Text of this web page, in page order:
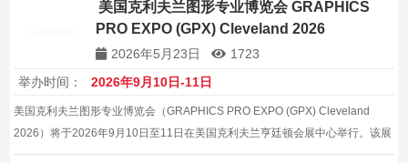
美国克利夫兰图形专业博览会 GRAPHICS
PRO EXPO (GPX) Cleveland 2026
2026年5月23日
1723
举办时间：
2026年9月10日-11日
美国克利夫兰图形专业博览会（GRAPHICS PRO EXPO (GPX) Cleveland
2026）将于2026年9月10日至11日在美国克利夫兰亨廷顿会展中心举行。该展
会是印刷、标识、服装装饰和个性化产品行业的专业贸易盛会。